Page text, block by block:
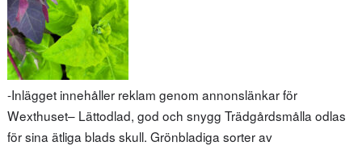
-Inlägget innehåller reklam genom annonslänkar för
Wexthuset– Lättodlad, god och snygg Trädgårdsmålla odlas
för sina ätliga blads skull. Grönbladiga sorter av